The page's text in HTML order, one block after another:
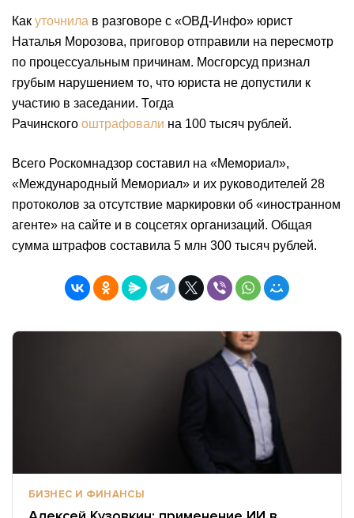
Как уточнила в разговоре с «ОВД-Инфо» юрист
Наталья Морозова, приговор отправили на пересмотр
по процессуальным причинам. Мосгорсуд признал
грубым нарушением то, что юриста не допустили к
участию в заседании. Тогда
Рачинского оштрафовали на 100 тысяч рублей.
Всего Роскомнадзор составил на «Мемориал»,
«Международный Мемориал» и их руководителей 28
протоколов за отсутствие маркировки об «иностранном
агенте» на сайте и в соцсетях организаций. Общая
сумма штрафов составила 5 млн 300 тысяч рублей.
БИЗНЕС И ФИНАНСЫ